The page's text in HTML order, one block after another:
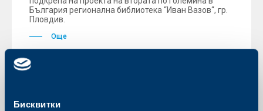
Бисквитки
България регионална библиотека “Иван Вазов“, гр.
Пловдив.
Още
KBC Банк